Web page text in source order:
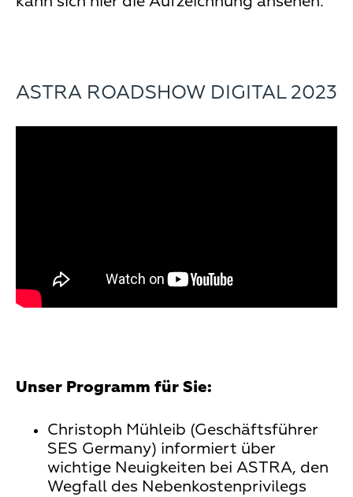
ASTRA ROADSHOW DIGITAL 2023
Unser Programm für Sie:
Christoph Mühleib (Geschäftsführer
SES Germany) informiert über
wichtige Neuigkeiten bei ASTRA, den
Wegfall des Nebenkostenprivilegs